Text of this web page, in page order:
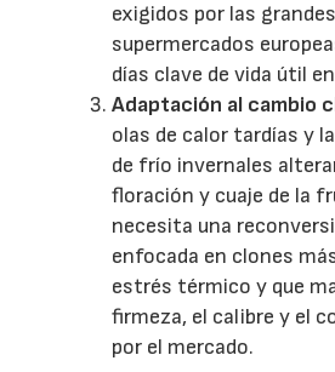
exigidos por las
supermercados
días clave de vida útil
Adaptación al cambio
olas de calor tardías y
de frío invernales
floración y cuaje de la
necesita una
enfocada en clones
estrés térmico y que
firmeza, el calibre y el
por el mercado.